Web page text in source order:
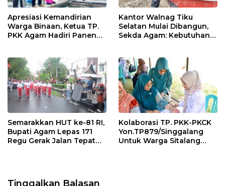
Apresiasi Kemandirian
Warga Binaan, Ketua TP.
PKK Agam Hadiri Panen
Kantor Walnag Tiku
Selatan Mulai Dibangun,
Sekda Agam: Kebutuhan
Semarakkan HUT ke-81 RI,
Bupati Agam Lepas 171
Regu Gerak Jalan Tepat
Kolaborasi TP. PKK-PKCK
Yon.TP879/Singgalang
Untuk Warga Sitalang
Tinggalkan Balasan